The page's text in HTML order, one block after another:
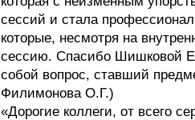
сессий и стала
которые, несмотря на
сессию. Спасибо Шишковой
собой вопрос, ставший
Филимонова О.Г.)
«Дорогие коллеги, от всего